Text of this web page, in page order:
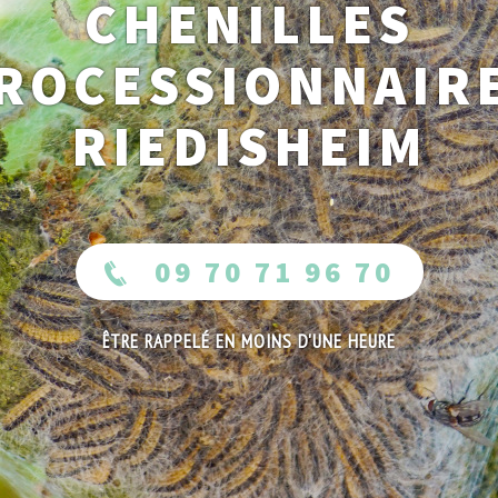
CHENILLES
RIEDISHEIM
09 70 71 96 70
ÊTRE RAPPELÉ EN MOINS D'UNE HEURE